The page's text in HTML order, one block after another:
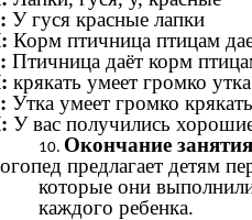
У гуся красные лапки
Корм птичница птицам
Птичница даёт корм
крякать умеет громко утка
Утка умеет громко крякать
У вас получились
Окончание занятия
предлагает детям
которые они
каждого ребенка.